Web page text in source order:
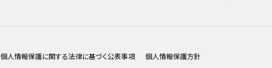
個人情報保護に関する法律に基づく公表事項 個人情報保護方針